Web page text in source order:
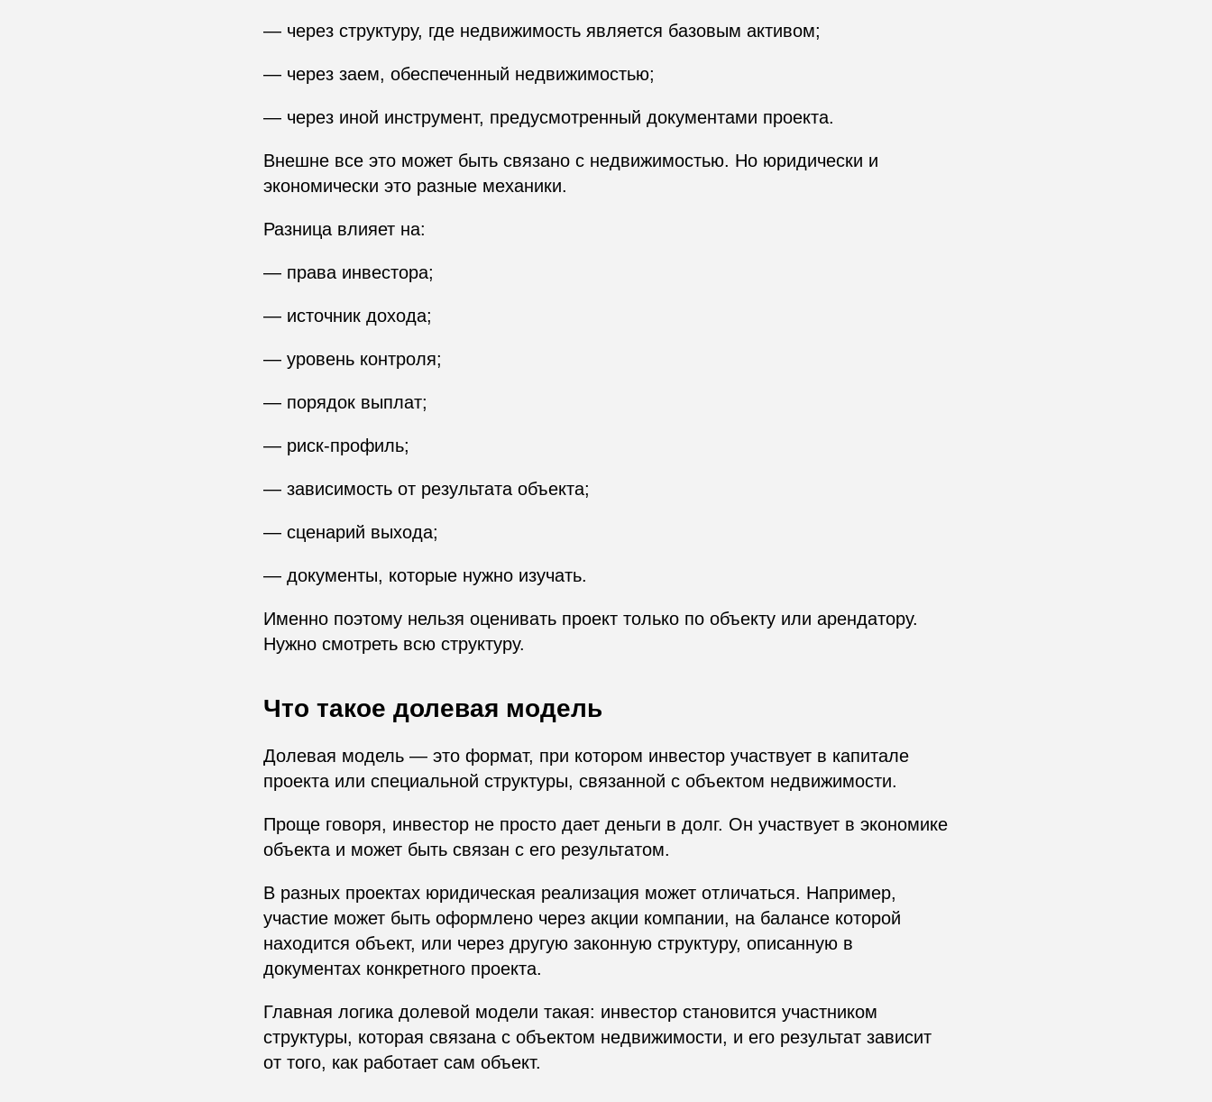
— через структуру, где недвижимость является базовым активом;
— через заем, обеспеченный недвижимостью;
— через иной инструмент, предусмотренный документами проекта.
Внешне все это может быть связано с недвижимостью. Но юридически и
экономически это разные механики.
Разница влияет на:
— права инвестора;
— источник дохода;
— уровень контроля;
— порядок выплат;
— риск-профиль;
— зависимость от результата объекта;
— сценарий выхода;
— документы, которые нужно изучать.
Именно поэтому нельзя оценивать проект только по объекту или арендатору.
Нужно смотреть всю структуру.
Что такое долевая модель
Долевая модель — это формат, при котором инвестор участвует в капитале
проекта или специальной структуры, связанной с объектом недвижимости.
Проще говоря, инвестор не просто дает деньги в долг. Он участвует в экономике
объекта и может быть связан с его результатом.
В разных проектах юридическая реализация может отличаться. Например,
участие может быть оформлено через акции компании, на балансе которой
находится объект, или через другую законную структуру, описанную в
документах конкретного проекта.
Главная логика долевой модели такая: инвестор становится участником
структуры, которая связана с объектом недвижимости, и его результат зависит
от того, как работает сам объект.